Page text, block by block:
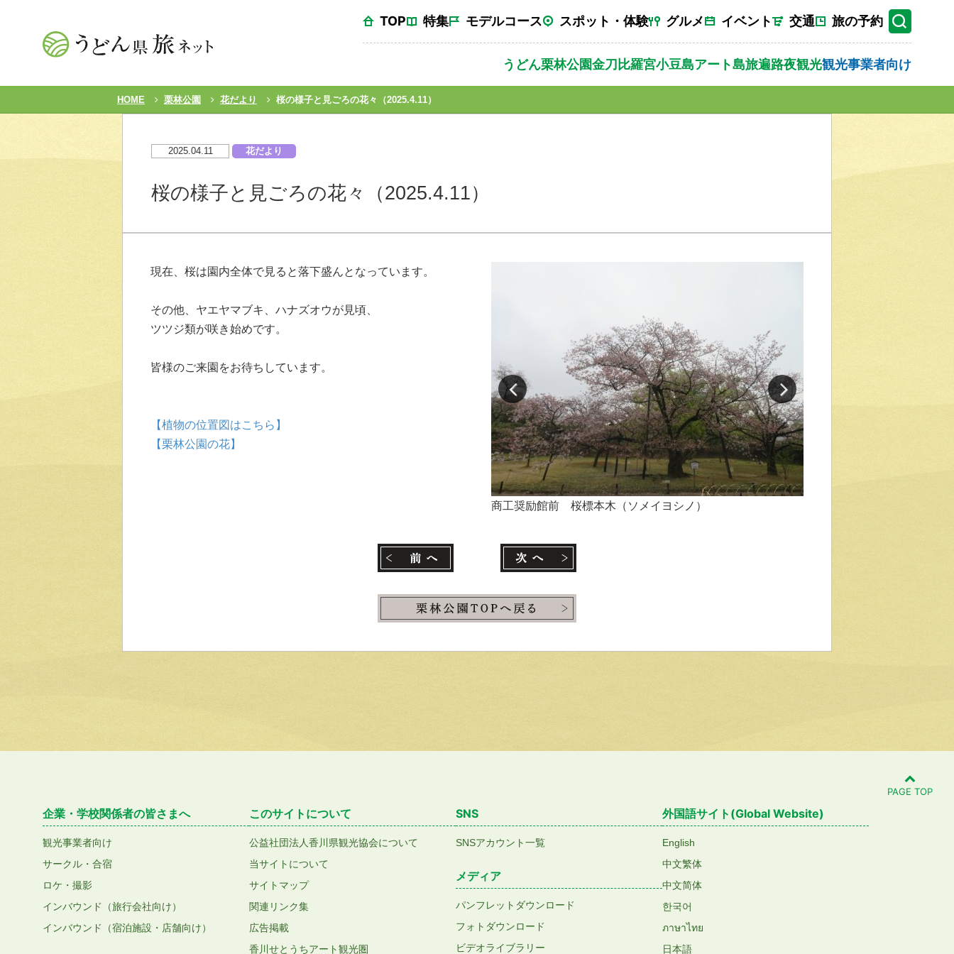
TOP 特集 モデルコース スポット・体験 グルメ イベント 交通 旅の予約
うどん栗林公園金刀比羅宮小豆島アート島旅遍路夜観光観光事業者向け
HOME 栗林公園 花だより 桜の様子と見ごろの花々（2025.4.11）
2025.04.11 花だより
桜の様子と見ごろの花々（2025.4.11）
現在、桜は園内全体で見ると落下盛んとなっています。
その他、ヤエヤマブキ、ハナズオウが見頃、
ツツジ類が咲き始めです。
皆様のご来園をお待ちしています。
【植物の位置図はこちら】
【栗林公園の花】
商工奨励館前 桜標本木（ソメイヨシノ）
PAGE TOP
企業・学校関係者の皆さまへ
観光事業者向け
サークル・合宿
ロケ・撮影
インバウンド（旅行会社向け）
インバウンド（宿泊施設・店舗向け）
このサイトについて
公益社団法人香川県観光協会について
当サイトについて
サイトマップ
関連リンク集
広告掲載
香川せとうちアート観光圏
SNS
SNSアカウント一覧
メディア
パンフレットダウンロード
フォトダウンロード
ビデオライブラリー
外国語サイト(Global Website)
English
中文繁体
中文简体
한국어
ภาษาไทย
日本語